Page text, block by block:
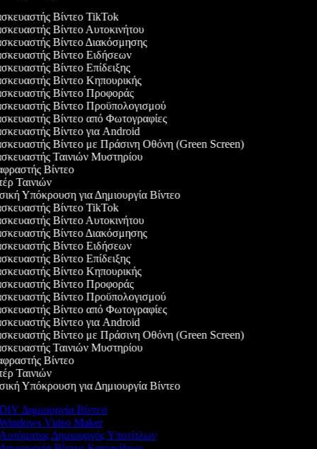
Βίντεο TikTok
Βίντεο Αυτοκινήτου
Βίντεο Διακόσμησης
Βίντεο Ειδήσεων
Βίντεο Επίδειξης
Βίντεο Κηπουρικής
Βίντεο Προφοράς
Βίντεο Προϋπολογισμού
Βίντεο από Φωτογραφίες
Βίντεο για Android
Βίντεο με Πράσινη Οθόνη (Green Screen)
Ταινιών Μυστηρίου
Βίντεο
Ταινιών
Υπόκρουση για Δημιουργία Βίντεο
Βίντεο TikTok
Βίντεο Αυτοκινήτου
Βίντεο Διακόσμησης
Βίντεο Ειδήσεων
Βίντεο Επίδειξης
Βίντεο Κηπουρικής
Βίντεο Προφοράς
Βίντεο Προϋπολογισμού
Βίντεο από Φωτογραφίες
Βίντεο για Android
Βίντεο με Πράσινη Οθόνη (Green Screen)
Ταινιών Μυστηρίου
Βίντεο
Ταινιών
Υπόκρουση για Δημιουργία Βίντεο
Δημιουργία Βίντεο
Video Maker
Δημιουργός Υποτίτλων